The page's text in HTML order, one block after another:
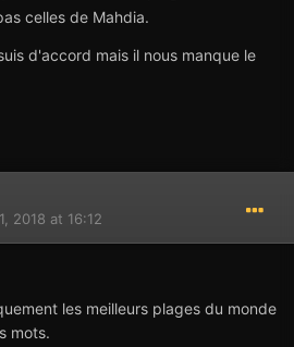
celles de Mahdia.
d'accord mais il nous manque le
2018 at 16:12
les meilleurs plages du monde
mots.